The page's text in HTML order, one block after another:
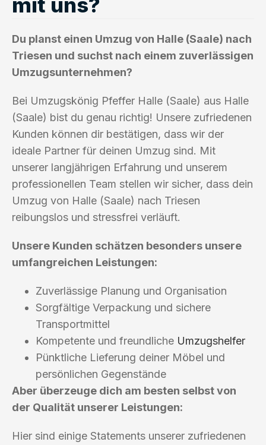
Du planst einen Umzug von Halle (Saale) nach
Triesen und suchst nach einem zuverlässigen
Umzugsunternehmen?
Bei Umzugskönig Pfeffer Halle (Saale) aus Halle
(Saale) bist du genau richtig! Unsere zufriedenen
Kunden können dir bestätigen, dass wir der
ideale Partner für deinen Umzug sind. Mit
unserer langjährigen Erfahrung und unserem
professionellen Team stellen wir sicher, dass dein
Umzug von Halle (Saale) nach Triesen
reibungslos und stressfrei verläuft.
Unsere Kunden schätzen besonders unsere
umfangreichen Leistungen:
Zuverlässige Planung und Organisation
Sorgfältige Verpackung und sichere
Transportmittel
Kompetente und freundliche Umzugshelfer
Pünktliche Lieferung deiner Möbel und
persönlichen Gegenstände
Aber überzeuge dich am besten selbst von
der Qualität unserer Leistungen:
Hier sind einige Statements unserer zufriedenen